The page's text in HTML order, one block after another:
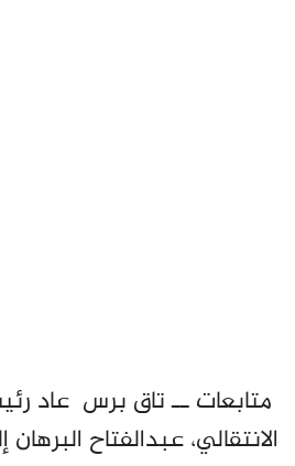
متابعات ــ تاق برس عاد
الانتقالي، عبدالفتاح